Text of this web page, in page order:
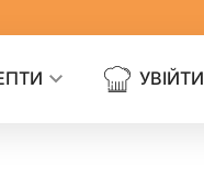
УВІЙТИ